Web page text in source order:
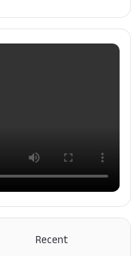
Recent